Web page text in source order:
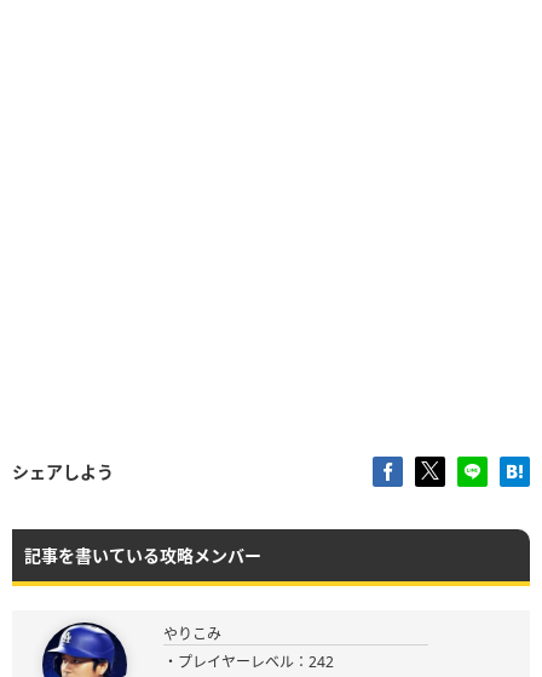
シェアしよう
記事を書いている攻略メンバー
やりこみ
・プレイヤーレベル：242